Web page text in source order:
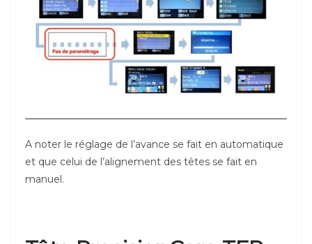
A noter le réglage de l’avance se fait en automatique
et que celui de l’alignement des têtes se fait en
manuel.